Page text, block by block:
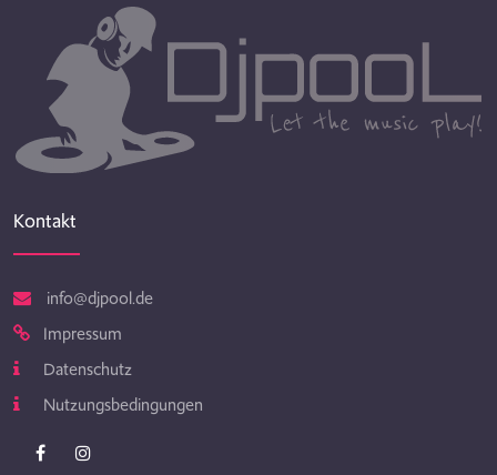
Kontakt
info@djpool.de
Impressum
Datenschutz
Nutzungsbedingungen